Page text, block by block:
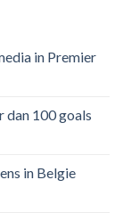
in Premier
dan 100 goals
in Belgie